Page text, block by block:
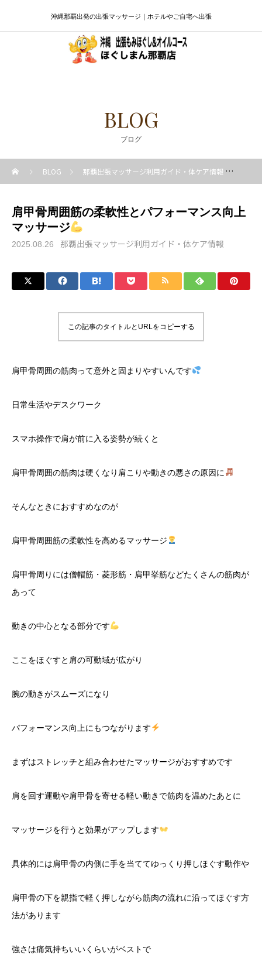
沖縄那覇出発の出張マッサージ｜ホテルやご自宅へ出張
BLOG
ブログ
BLOG 那覇出張マッサージ利用ガイド・体ケア情報
肩甲骨周囲筋の柔軟性とパフォーマンス向上
マッサージ
2025.08.26 那覇出張マッサージ利用ガイド・体ケア情報
この記事のタイトルとURLをコピーする
肩甲骨周囲の筋肉って意外と固まりやすいんです
日常生活やデスクワーク
スマホ操作で肩が前に入る姿勢が続くと
肩甲骨周囲の筋肉は硬くなり肩こりや動きの悪さの原因に
そんなときにおすすめなのが
肩甲骨周囲筋の柔軟性を高めるマッサージ
肩甲骨周りには僧帽筋・菱形筋・肩甲挙筋などたくさんの筋肉が
あって
動きの中心となる部分です
ここをほぐすと肩の可動域が広がり
腕の動きがスムーズになり
パフォーマンス向上にもつながります
まずはストレッチと組み合わせたマッサージがおすすめです
肩を回す運動や肩甲骨を寄せる軽い動きで筋肉を温めたあとに
マッサージを行うと効果がアップします
具体的には肩甲骨の内側に手を当ててゆっくり押しほぐす動作や
肩甲骨の下を親指で軽く押しながら筋肉の流れに沿ってほぐす方
法があります
強さは痛気持ちいいくらいがベストで